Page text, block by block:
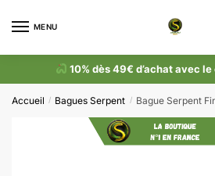
MENU
10% dès 49€ d’achat avec le
Accueil / Bagues Serpent / Bague Serpent